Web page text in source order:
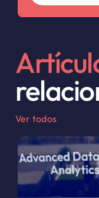
Ver todos